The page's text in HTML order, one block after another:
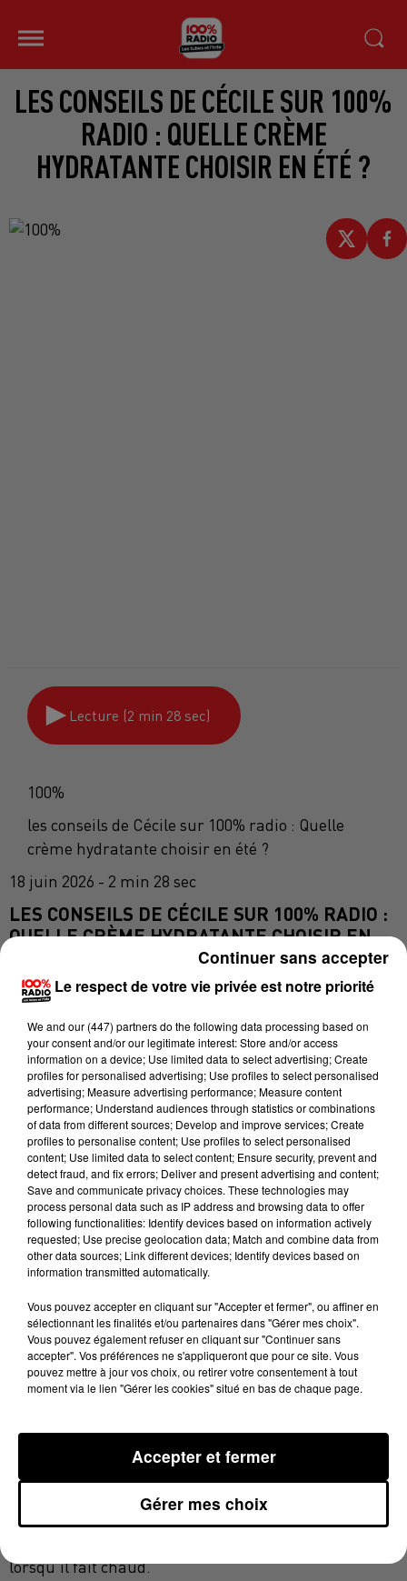
LES CONSEILS DE CÉCILE SUR 100%
RADIO : QUELLE CRÈME
HYDRATANTE CHOISIR EN ÉTÉ ?
Lecture (2 min 28 sec)
100%
les conseils de Cécile sur 100% radio : Quelle
crème hydratante choisir en été ?
18 juin 2026 - 2 min 28 sec
LES CONSEILS DE CÉCILE SUR 100% RADIO :
QUELLE CRÈME HYDRATANTE CHOISIR EN
besoins qu'en hiver. Faut-il changer de crème
hydratante ?
Souvent oui. En été, la peau transpire davantage et
les textures très riches peuvent devenir
inconfortables.
Les gels, fluides ou émulsions légères sont
généralement plus agréables. Ils hydratent sans
laisser de sensation grasse.
Toutes les peaux ont-elles besoin d'hydratation,
même les peaux grasses. Une peau déshydratée peut
produire encore plus de sébum pour se protéger.
L'acide hyaluronique, l'aloe vera ou la glycérine
végétale sont intéressants. Ils aident à retenir l'eau
dans les tissus.
crème légère mais nourrissante est souvent idéale. Il
ne faut pas confondre hydratation et effet gras.
Le vent, le soleil, le sel ou le chlore des piscines
peuvent fragiliser la barrière cutanée. D'où
lorsqu'il fait chaud.
Le respect de votre vie privée est notre priorité
We and our (447) partnersdo the following data processing based on
your consent and/or our legitimate interest: Store and/or access
information on a device; Use limited data to select advertising; Create
profiles for personalised advertising; Use profiles to select personalised
advertising; Measure advertising performance; Measure content
performance; Understand audiences through statistics or combinations
of data from different sources; Develop and improve services; Create
profiles to personalise content; Use profiles to select personalised
content; Use limited data to select content; Ensure security, prevent and
detect fraud, and fix errors; Deliver and present advertising and content;
Save and communicate privacy choices. These technologies may
process personal data such as IP address and browsing data to offer
following functionalities: Identify devices based on information actively
requested; Use precise geolocation data; Match and combine data from
other data sources; Link different devices; Identify devices based on
information transmitted automatically.
Vous pouvez accepter en cliquant sur "Accepter et fermer", ou affiner en
sélectionnant les finalités et/ou partenaires dans "Gérer mes choix".
Vous pouvez également refuser en cliquant sur "Continuer sans
accepter". Vos préférences ne s'appliqueront que pour ce site. Vous
pouvez mettre à jour vos choix, ou retirer votre consentement à tout
moment via le lien "Gérer les cookies" situé en bas de chaque page.
Gérer mes choix
Accepter et fermer
Continuer sans accepter